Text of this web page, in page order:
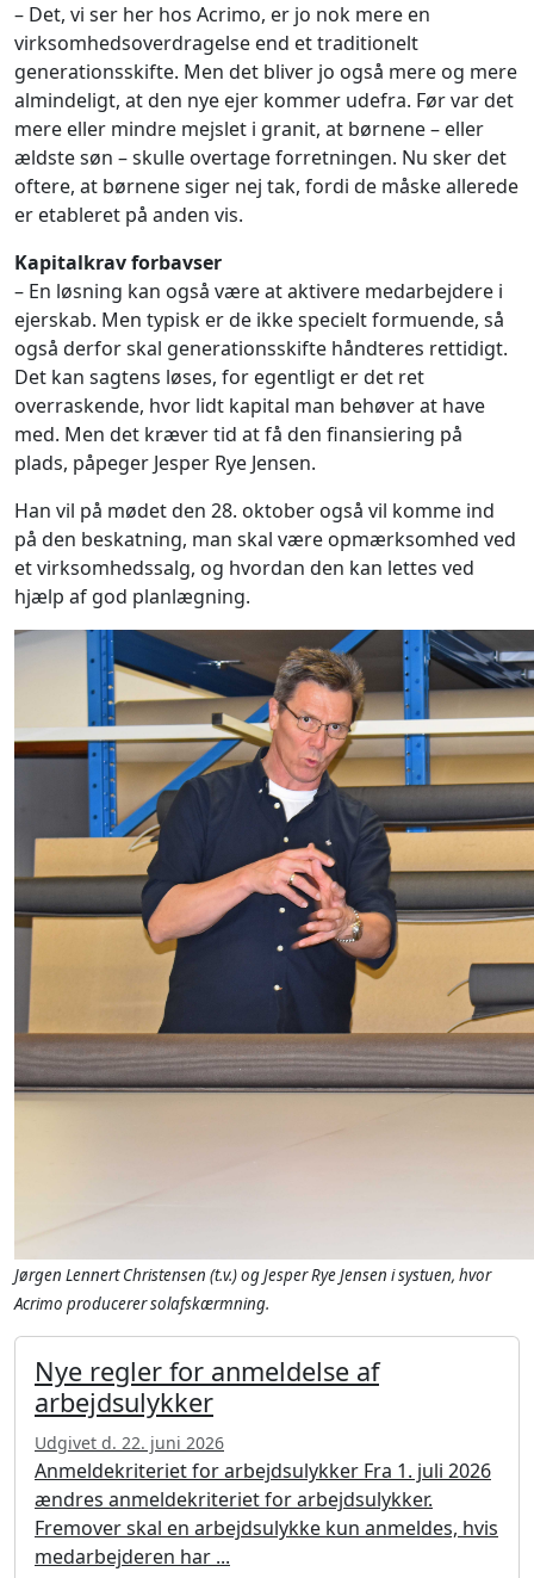
– Det, vi ser her hos Acrimo, er jo nok mere en
virksomhedsoverdragelse end et traditionelt
generationsskifte. Men det bliver jo også mere og mere
almindeligt, at den nye ejer kommer udefra. Før var det
mere eller mindre mejslet i granit, at børnene – eller
ældste søn – skulle overtage forretningen. Nu sker det
oftere, at børnene siger nej tak, fordi de måske allerede
er etableret på anden vis.
Kapitalkrav forbavser
– En løsning kan også være at aktivere medarbejdere i
ejerskab. Men typisk er de ikke specielt formuende, så
også derfor skal generationsskifte håndteres rettidigt.
Det kan sagtens løses, for egentligt er det ret
overraskende, hvor lidt kapital man behøver at have
med. Men det kræver tid at få den finansiering på
plads, påpeger Jesper Rye Jensen.
Han vil på mødet den 28. oktober også vil komme ind
på den beskatning, man skal være opmærksomhed ved
et virksomhedssalg, og hvordan den kan lettes ved
hjælp af god planlægning.
Jørgen Lennert Christensen (t.v.) og Jesper Rye Jensen i systuen, hvor
Acrimo producerer solafskærmning.
Nye regler for anmeldelse af
arbejdsulykker
Udgivet d. 22. juni 2026
Anmeldekriteriet for arbejdsulykker Fra 1. juli 2026
ændres anmeldekriteriet for arbejdsulykker.
Fremover skal en arbejdsulykke kun anmeldes, hvis
medarbejderen har ...